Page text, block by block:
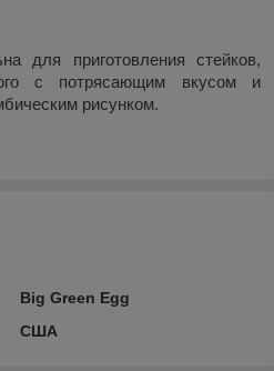
для приготовления стейков,
с потрясающим вкусом и
рисунком.
Big Green Egg
США